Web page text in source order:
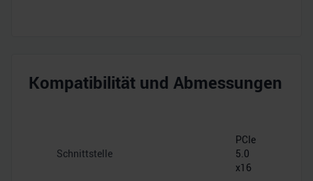
Kompatibilität und Abmessungen
Schnittstelle
PCIe
5.0
x16